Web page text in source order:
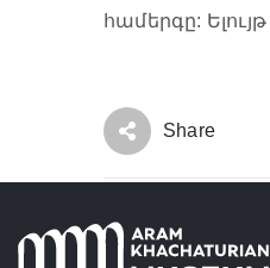
համերգը:
Share